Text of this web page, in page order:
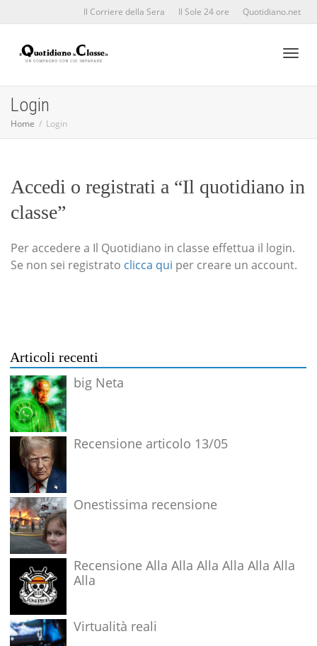
Il Corriere della Sera Il Sole 24 ore Quotidiano.net
Login
Home Login
Accedi o registrati a “Il quotidiano in
classe”
Per accedere a Il Quotidiano in classe effettua il login.
Se non sei registrato clicca qui per creare un account.
Articoli recenti
big Neta
Recensione articolo 13/05
Onestissima recensione
Recensione Alla Alla Alla Alla Alla Alla
Alla
Virtualità reali